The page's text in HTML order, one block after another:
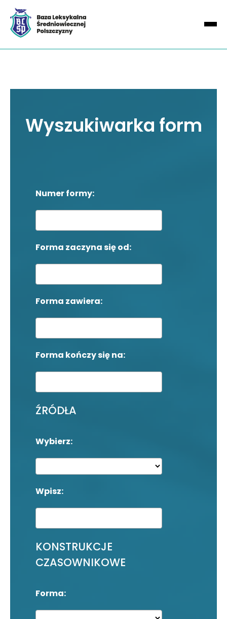
Wyszukiwarka form
Numer formy:
Forma zaczyna się od:
Forma zawiera:
Forma kończy się na:
ŹRÓDŁA
Wybierz:
Wpisz:
KONSTRUKCJE
CZASOWNIKOWE
Forma: